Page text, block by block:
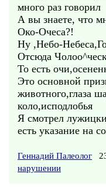
много раз говорил
А вы знаете, что
Око-Очеса?!
Ну ,Небо-
Отсюда
То есть
Это основной
животного,глаза
коло,исподлобья
Я смотрел
есть указание на
Геннадий Палеолог
нарушении